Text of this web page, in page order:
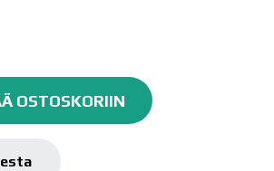
OSTOSKORIIN